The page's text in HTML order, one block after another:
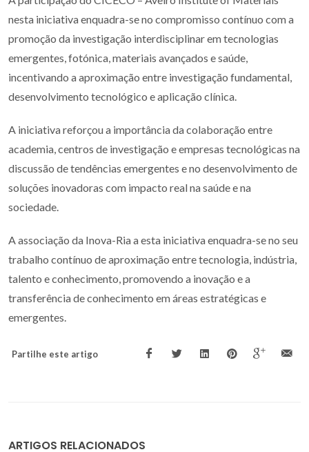
nesta iniciativa enquadra-se no compromisso contínuo com a
promoção da investigação interdisciplinar em tecnologias
emergentes, fotónica, materiais avançados e saúde,
incentivando a aproximação entre investigação fundamental,
desenvolvimento tecnológico e aplicação clínica.
A iniciativa reforçou a importância da colaboração entre
academia, centros de investigação e empresas tecnológicas na
discussão de tendências emergentes e no desenvolvimento de
soluções inovadoras com impacto real na saúde e na
sociedade.
A associação da Inova-Ria a esta iniciativa enquadra-se no seu
trabalho contínuo de aproximação entre tecnologia, indústria,
talento e conhecimento, promovendo a inovação e a
transferência de conhecimento em áreas estratégicas e
emergentes.
Partilhe este artigo
ARTIGOS RELACIONADOS